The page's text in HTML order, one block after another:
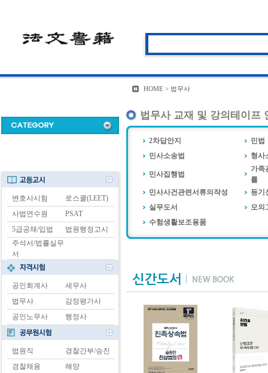
HOME > 법무사
법무사 교재 및 강의테이프
2차답안지
민법
민사소송법
형사
민사집행법
가족
률
민사사건관련서류의작성
등기
실무도서
모의
수험생활보조용품
변호사시험
로스쿨(LEET)
사법연수원
PSAT
5급공채/입법
법원행정고시
주석서/법률실무
서
공인회계사
세무사
법무사
감정평가사
공인노무사
행정사
법원직
경찰간부/승진
경찰채용
해양